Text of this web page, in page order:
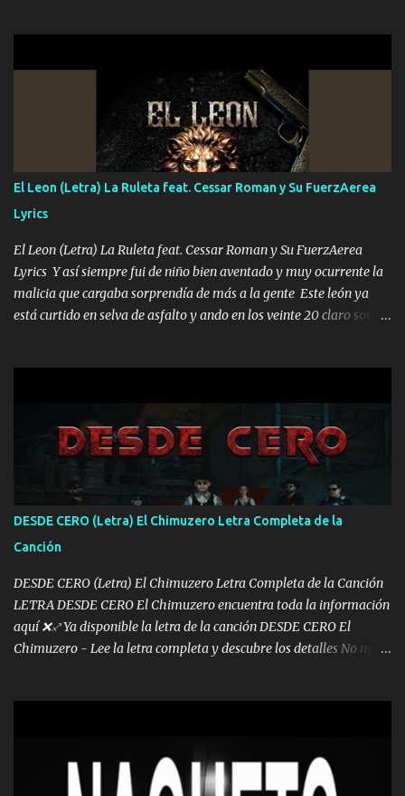
ni tampoco las mujeres porque es platica de grandes por eso hay
que estar alegres doy las instrucciones para atender los deberes
Música Si es que salta algún problema de confianza tengo gente
ahí está el Hombre Cuarenta y también Pariente 7 arreglan
cualquier problema no más es cuestión que ordené NOS HACE
FALTA UN HERMANO DE CLAVE ERA EL 24 SIEMPRE FUE UN
HOMBRE VALIENTE POR ALGO M'URIÓ PELEAND0 SIEMPRE
VIO POR LA FAMILIA PARA QUE SIGA EL LEGADO Es el DOS de
los HERMANOS un cerebro inteligente y com...
El Leon (Letra) La Ruleta feat. Cessar Roman y Su FuerzAerea
Lyrics
El Leon (Letra) La Ruleta feat. Cessar Roman y Su FuerzAerea
Lyrics Y así siempre fui de niño bien aventado y muy ocurrente la
malicia que cargaba sorprendía de más a la gente Este león ya
está curtido en selva de asfalto y ando en los veinte 20 claro son
pa más pues hay charola les voy a dar hasta topar pues no hay de
otra Música Surcando bien mi camino voy por mi línea no veo a
los lados aquel que no corre vuela no se me duerm voy chicoteado
Ya pasé varias hazañas ya tienen rato que me agarran el colmillo
de este León los estatales no sé esperaron Al tiro esta la PrimiZa
también la nueve que cargo al lado doy la mano al que su amigo y
al traicionero damos pa abajo Y No me paran aquí hay pa más
pues hay charola les voy a dar hasta topar pues no hay de otra...
DESDE CERO (Letra) El Chimuzero Letra Completa de la
Canción
DESDE CERO (Letra) El Chimuzero Letra Completa de la Canción
LETRA DESDE CERO El Chimuzero encuentra toda la información
aquí ❌♐ Ya disponible la letra de la canción DESDE CERO El
Chimuzero - Lee la letra completa y descubre los detalles No nací
❌ www.elnorteduro.com ❌ Yo No limito los Sueños , si no existe
Uno pues Hallamos Modos , Si me caigo me Levanto, Aprendo Del